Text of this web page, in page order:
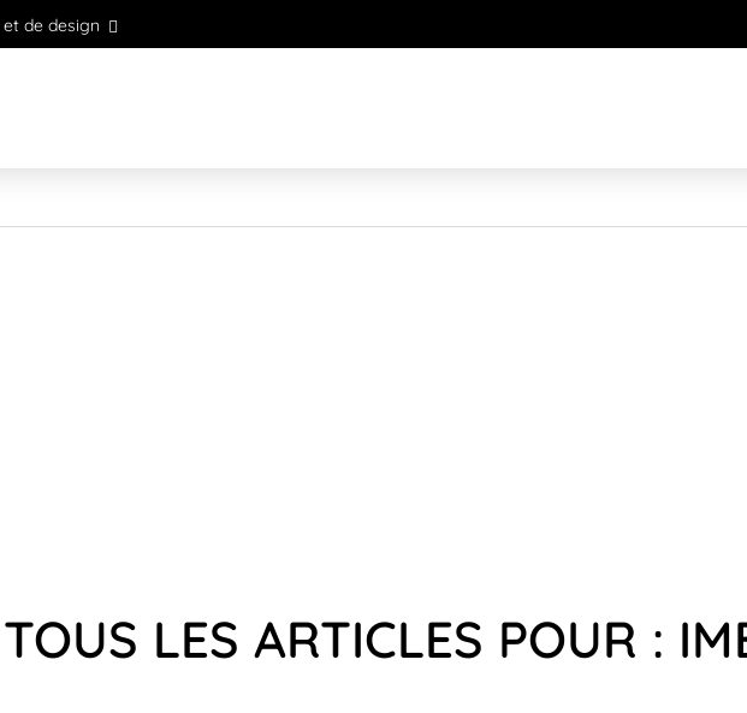
de design
TOUS LES ARTICLES POUR :